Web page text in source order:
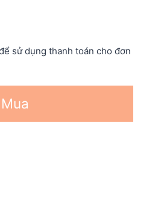
sử dụng thanh toán cho đơn